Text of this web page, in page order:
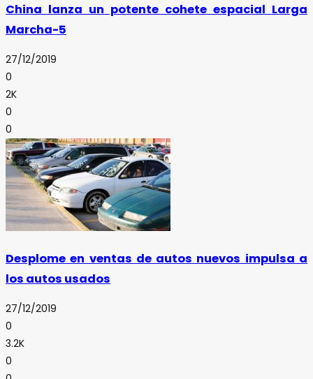
China lanza un potente cohete espacial Larga
Marcha-5
27/12/2019
0
2K
0
0
Desplome en ventas de autos nuevos impulsa a
los autos usados
27/12/2019
0
3.2K
0